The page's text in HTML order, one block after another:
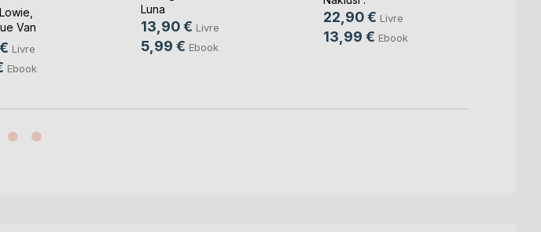
Van
, ... Livre
Ebook
Luna
13,90 € Livre
5,99 € Ebook
22,90 € Livre
13,99 € Ebook